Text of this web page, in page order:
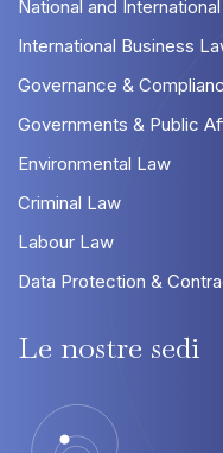
National and
International Business
Governance &
Governments & Public
Environmental Law
Criminal Law
Labour Law
Data Protection &
Le nostre sedi